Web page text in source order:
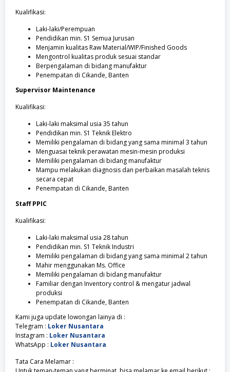
Kualifikasi:
Laki-laki/Perempuan
Pendidikan min. S1 Semua Jurusan
Menjamin kualitas Raw Material/WIP/Finished Goods
Mengontrol kualitas produk sesuai standar
Berpengalaman di bidang manufaktur
Penempatan di Cikande, Banten
Supervisor Maintenance
Kualifikasi:
Laki-laki maksimal usia 35 tahun
Pendidikan min. S1 Teknik Elektro
Memiliki pengalaman di bidang yang sama minimal 3 tahun
Menguasai teknik perawatan mesin-mesin produksi
Memiliki pengalaman di bidang manufaktur
Mampu melakukan diagnosis dan perbaikan masalah teknis
secara cepat
Penempatan di Cikande, Banten
Staff PPIC
Kualifikasi:
Laki-laki maksimal usia 28 tahun
Pendidikan min. S1 Teknik Industri
Memiliki pengalaman di bidang yang sama minimal 2 tahun
Mahir menggunakan Ms. Office
Memiliki pengalaman di bidang manufaktur
Familiar dengan Inventory control & mengatur jadwal
produksi
Penempatan di Cikande, Banten
Kami juga update lowongan lainya di :
Telegram : Loker Nusantara
Instagram : Loker Nusantara
WhatsApp : Loker Nusantara
Tata Cara Melamar :